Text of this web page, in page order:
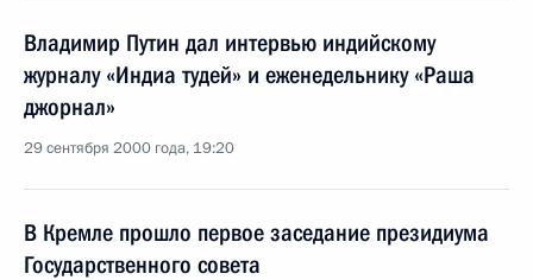
Владимир Путин дал интервью индийскому
журналу «Индиа тудей» и еженедельнику «Раша
джорнал»
29 сентября 2000 года, 19:20
В Кремле прошло первое заседание президиума
Государственного совета